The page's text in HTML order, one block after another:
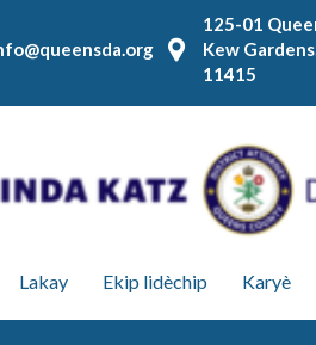
125-01
Kew
11415
Lakay Ekip lidèchip Karyè